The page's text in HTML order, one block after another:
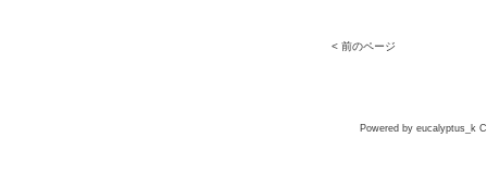
< 前のページ
Powered by eucalyptus_k